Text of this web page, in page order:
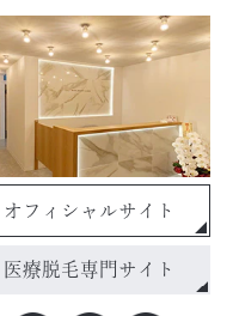
オフィシャルサイト
医療脱毛専門サイト